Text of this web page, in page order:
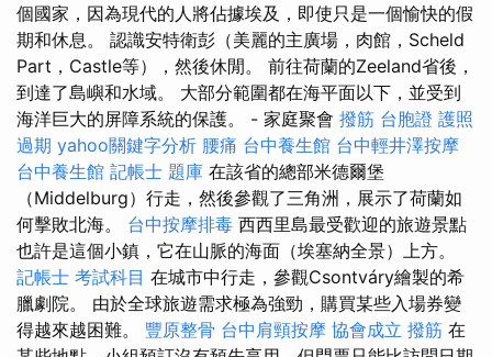
個國家，因為現代的人將佔據埃及，即使只是一個愉快的假
期和休息。 認識安特衛彭（美麗的主廣場，肉館，Scheld
Part，Castle等），然後休閒。 前往荷蘭的Zeeland省後，
到達了島嶼和水域。 大部分範圍都在海平面以下，並受到
海洋巨大的屏障系統的保護。 - 家庭聚會 撥筋 台胞證 護照
過期 yahoo關鍵字分析 腰痛 台中養生館 台中輕井澤按摩
台中養生館 記帳士 題庫 在該省的總部米德爾堡
（Middelburg）行走，然後參觀了三角洲，展示了荷蘭如
何擊敗北海。 台中按摩排毒 西西里島最受歡迎的旅遊景點
也許是這個小鎮，它在山脈的海面（埃塞納全景）上方。
記帳士 考試科目 在城市中行走，參觀Csontváry繪製的希
臘劇院。 由於全球旅遊需求極為強勁，購買某些入場券變
得越來越困難。 豐原整骨 台中肩頸按摩 協會成立 撥筋 在